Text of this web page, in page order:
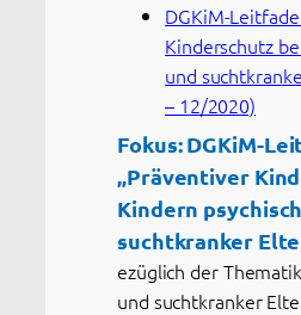
DGKiM-
Kinderschutz
und
– 12/2020)
Fokus: DGKiM-
„Präventiver
Kindern
suchtkranker
ezüglich der
und suchtkranker